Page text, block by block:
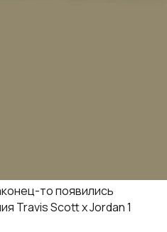
то появились
Travis Scott x Jordan 1